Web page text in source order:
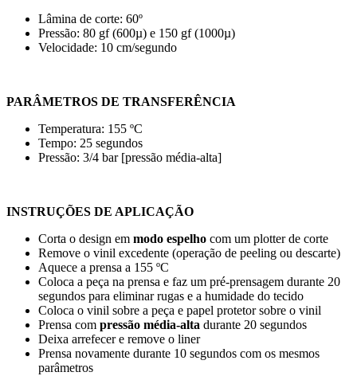
Lâmina de corte: 60º
Pressão: 80 gf(600µ) e 150 gf(1000µ)
Velocidade: 10 cm/segundo
PARÂMETROS DE TRANSFERÊNCIA
Temperatura: 155 ºC
Tempo: 25 segundos
Pressão: 3/4 bar[pressão média-alta]
INSTRUÇÕES DE APLICAÇÃO
Corta o design em modo espelho com um plotter de corte
Remove o vinil excedente (operação de peeling ou descarte)
Aquece a prensa a 155 ºC
Coloca a peça na prensa e faz um pré-prensagem durante 20
segundos para eliminar rugas e a humidade do tecido
Coloca o vinil sobre a peça e papel protetor sobre o vinil
Prensa com pressão média-alta durante 20 segundos
Deixa arrefecer e remove o liner
Prensa novamente durante 10 segundos com os mesmos
parâmetros